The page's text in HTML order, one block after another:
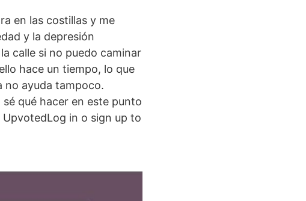
en las costillas y me
y la depresión
calle si no puedo caminar
hace un tiempo, lo que
no ayuda tampoco.
qué hacer en este punto
in o sign up to